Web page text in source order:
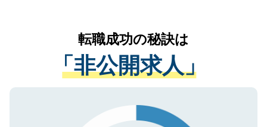
は、個人情報の取り扱いについての厳密な
管理基準を満たした事業者のみに付与され
る、プライバシーマークを取得済みです。
ご登録いただいた個人情報は、SSL（デー
で、機密保持に関してもご安心ください。
かがいして、現在の医療機関の状況や紹介
経験をまじえながら、適切なアドバイスを
させていただきます。すぐにご転職をされ
ない方には、長期的なサポートが可能です
ので、まずはご登録ください。
転職成功の秘訣は
「非公開求人」